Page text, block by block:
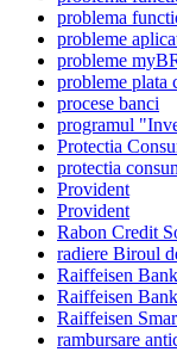
problema
probleme
probleme
probleme plata
procese banci
programul
Protectia
protectia
Provident
Provident
Rabon Credit
radiere Biroul
Raiffeisen Bank
Raiffeisen Bank
Raiffeisen
rambursare